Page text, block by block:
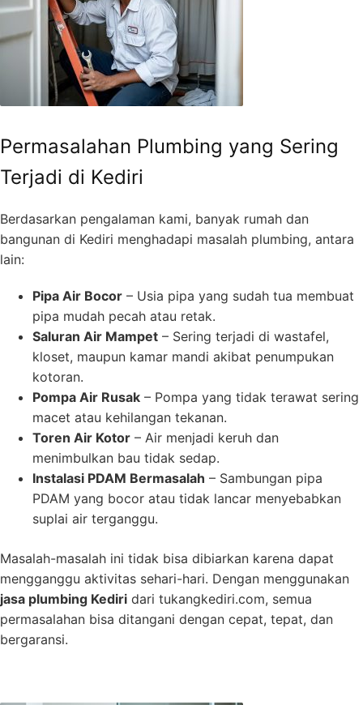
Permasalahan Plumbing yang Sering
Terjadi di Kediri
Berdasarkan pengalaman kami, banyak rumah dan
bangunan di Kediri menghadapi masalah plumbing, antara
lain:
Pipa Air Bocor – Usia pipa yang sudah tua membuat
pipa mudah pecah atau retak.
Saluran Air Mampet – Sering terjadi di wastafel,
kloset, maupun kamar mandi akibat penumpukan
kotoran.
Pompa Air Rusak – Pompa yang tidak terawat sering
macet atau kehilangan tekanan.
Toren Air Kotor – Air menjadi keruh dan
menimbulkan bau tidak sedap.
Instalasi PDAM Bermasalah – Sambungan pipa
PDAM yang bocor atau tidak lancar menyebabkan
suplai air terganggu.
Masalah-masalah ini tidak bisa dibiarkan karena dapat
mengganggu aktivitas sehari-hari. Dengan menggunakan
jasa plumbing Kediri dari tukangkediri.com, semua
permasalahan bisa ditangani dengan cepat, tepat, dan
bergaransi.